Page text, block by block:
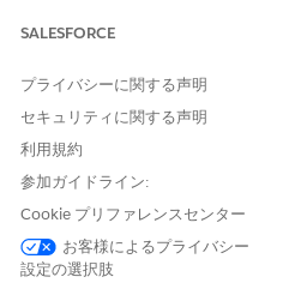
Select the document category.
Save your changes.
The document generation
この記事で問題は解
ご意見をお待ちし
SALESFORCE
プライバシーに関する声明
セキュリティに関する声明
利用規約
参加ガイドライン:
Cookie プリファレンスセンター
お客様によるプライバシー
設定の選択肢